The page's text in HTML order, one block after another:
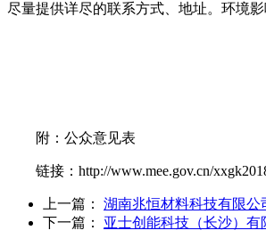
尽量提供详尽的联系方式、地址。环境
附：公众意见表
链接：http://www.mee.gov.cn/
上一篇： 湖南兆恒材料科技有限公
下一篇： 亚士创能科技（长沙）